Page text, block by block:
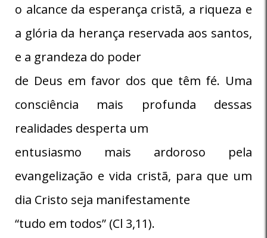
o alcance da esperança cristã, a riqueza e
a glória da herança reservada aos santos,
e a grandeza do poder
de Deus em favor dos que têm fé. Uma
consciência mais profunda dessas
realidades desperta um
entusiasmo mais ardoroso pela
evangelização e vida cristã, para que um
dia Cristo seja manifestamente
“tudo em todos” (Cl 3,11).